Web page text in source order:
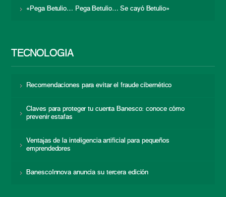
«Pega Betulio… Pega Betulio… Se cayó Betulio»
TECNOLOGÍA
Recomendaciones para evitar el fraude cibernético
Claves para proteger tu cuenta Banesco: conoce cómo
prevenir estafas
Ventajas de la inteligencia artificial para pequeños
emprendedores
BanescoInnova anuncia su tercera edición